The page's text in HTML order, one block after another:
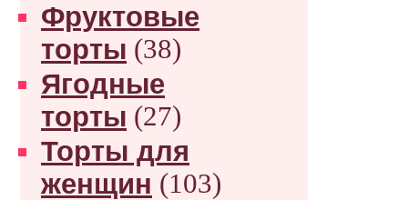
Фруктовые
торты (38)
Ягодные
торты (27)
Торты для
женщин (103)